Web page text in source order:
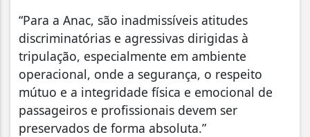
“Para a Anac, são inadmissíveis atitudes
discriminatórias e agressivas dirigidas à
tripulação, especialmente em ambiente
operacional, onde a segurança, o respeito
mútuo e a integridade física e emocional de
passageiros e profissionais devem ser
preservados de forma absoluta.”